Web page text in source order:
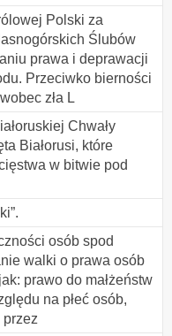
Polski za
Ślubów
prawa i deprawacji
Przeciwko bierności
zła L
Chwały
Białorusi, które
w bitwie pod
osób spod
walki o prawa osób
prawo do małżeństw
na płeć osób,
przez